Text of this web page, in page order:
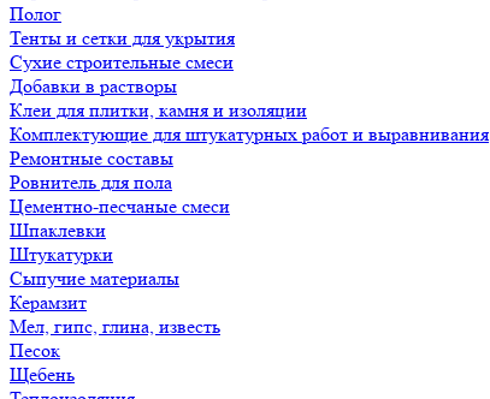
Полог
Тенты и сетки для укрытия
Сухие строительные смеси
Добавки в растворы
Клеи для плитки, камня и изоляции
Комплектующие для штукатурных работ и выравнивания
Ремонтные составы
Ровнитель для пола
Цементно-песчаные смеси
Шпаклевки
Штукатурки
Сыпучие материалы
Керамзит
Мел, гипс, глина, известь
Песок
Щебень